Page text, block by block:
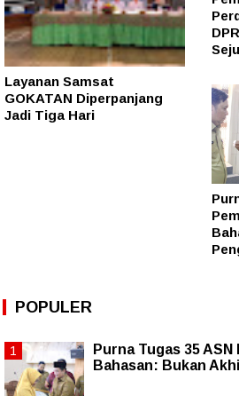
Layanan Samsat
GOKATAN Diperpanjang
Jadi Tiga Hari
POPULER
Purna Tugas 35
Bahasan: Bukan